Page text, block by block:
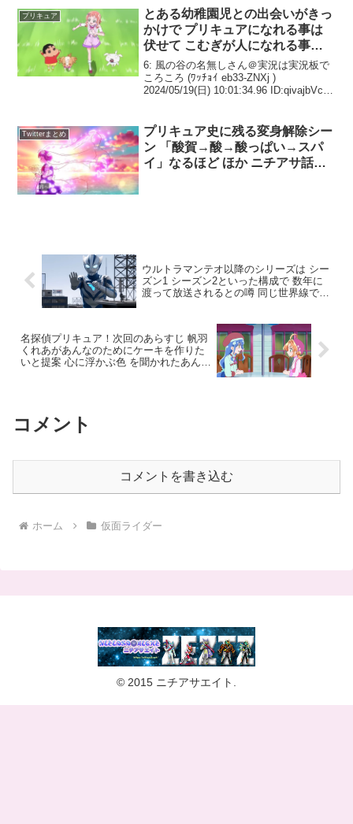
ビ— 濱...
かけで プリキュアになれる事は
伏せて こむぎが人になれる事や
ニコガーデンの事を両親に告白
わんだふるぷりきゅあ！ 第19話
感想まとめ
6: 風の谷の名無しさん＠実況は実況板で
ころころ (ﾜｯﾁｮｲ eb33-ZNXj )
2024/05/19(日) 10:01:34.96 ID:qivajbVc0
朧げに背景が見えてきたな23: 風の谷の名
無しさん＠実況は実況板で 警備員...
ン 「酸賀→酸→酸っぱい→スパ
イ」なるほど ほか ニチアサ話題
のツイートまとめ
ズン1 シーズン2といった構成で 数年に
渡って放送されるとの噂 同じ世界線で複
数のウルトラマンが主役交代しながら続
けていく形だろうか
くれあがあんなのためにケーキを作りた
いと提案 心に浮かぶ色 を聞かれたあんな
が思い出したのは 母親と誕生日ケーキを
買って帰った雪の日の記憶だった
コメントを書き込む
© 2015 ニチアサエイト.